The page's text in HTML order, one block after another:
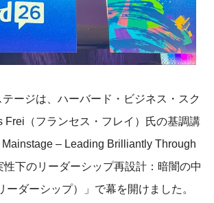
ージは、ハーバード・ビジネス・スク
Frei（フランセス・フレイ）氏の基調講
– Leading Brilliantly Through
性下のリーダーシップ再設計：暗闇の中
ーダーシップ）」で幕を開けました。